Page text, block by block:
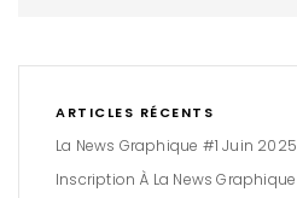
ARTICLES RÉCENTS
La News Graphique #1 Juin 2025
Inscription À La News Graphique